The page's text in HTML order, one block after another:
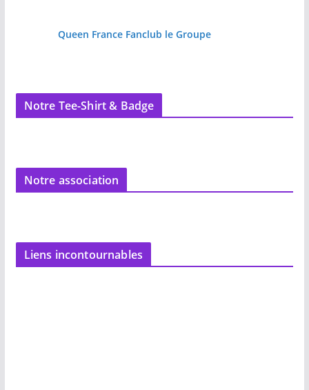
Queen France Fanclub le Groupe
Notre Tee-Shirt & Badge
Notre association
Liens incontournables